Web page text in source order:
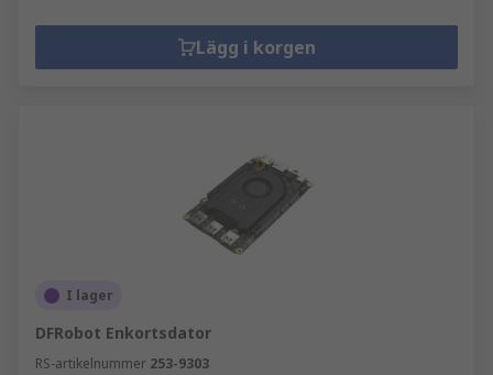
Lägg i korgen
I lager
DFRobot Enkortsdator
RS-artikelnummer 253-9303